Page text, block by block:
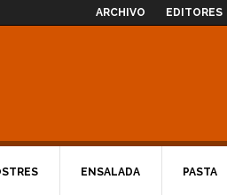
ARCHIVO EDITORES
ENSALADA PASTA